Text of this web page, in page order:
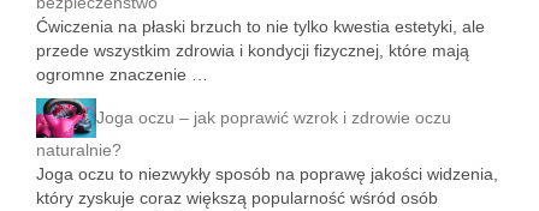
Ćwiczenia na płaski brzuch to nie tylko kwestia estetyki, ale
przede wszystkim zdrowia i kondycji fizycznej, które mają
ogromne znaczenie …
Joga oczu – jak poprawić wzrok i zdrowie oczu
naturalnie?
Joga oczu to niezwykły sposób na poprawę jakości widzenia,
który zyskuje coraz większą popularność wśród osób